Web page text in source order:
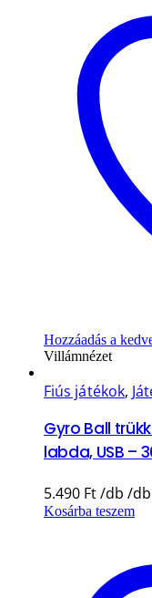
Hozzáadás a
Villámnézet
Fiús játékok,
Gyro Ball
labda, USB –
5.490 Ft
Kosárba teszem